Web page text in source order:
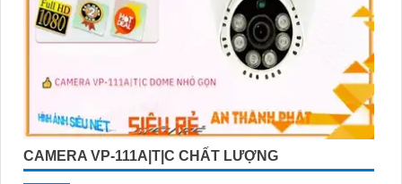
CAMERA VP-111A|T|C CHẤT LƯỢNG